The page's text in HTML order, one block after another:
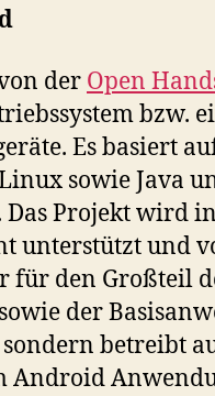
der Open
bzw.
Es basiert
sowie Java
Das Projekt wird
unterstützt und
für den Großteil
der
betreibt
Android